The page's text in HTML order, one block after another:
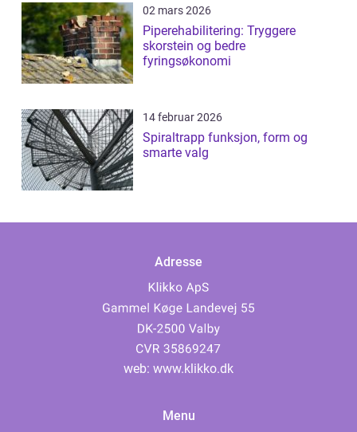
02 mars 2026
Piperehabilitering: Tryggere
skorstein og bedre
fyringsøkonomi
14 februar 2026
Spiraltrapp funksjon, form og
smarte valg
Adresse
web: www.klikko.dk
Menu